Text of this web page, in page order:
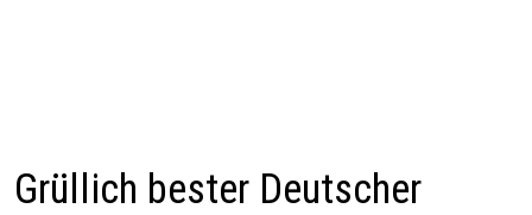
Grüllich bester Deutscher